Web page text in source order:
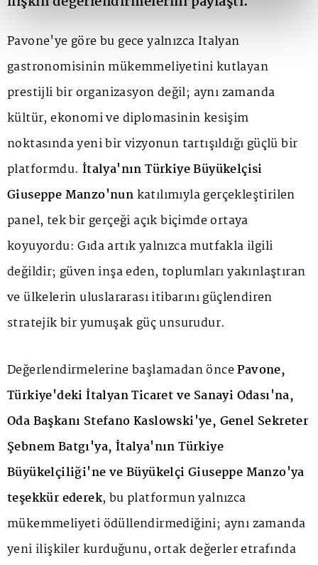
Pavone'ye göre bu gece yalnızca İtalyan
gastronomisinin mükemmeliyetini kutlayan
prestijli bir organizasyon değil; aynı zamanda
kültür, ekonomi ve diplomasinin kesişim
noktasında yeni bir vizyonun tartışıldığı güçlü bir
platformdu. İtalya'nın Türkiye Büyükelçisi
Giuseppe Manzo'nunkatılımıyla gerçekleştirilen
panel, tek bir gerçeği açık biçimde ortaya
koyuyordu: Gıda artık yalnızca mutfakla ilgili
değildir; güven inşa eden, toplumları yakınlaştıran
ve ülkelerin uluslararası itibarını güçlendiren
stratejik bir yumuşak güç unsurudur.
Değerlendirmelerine başlamadan öncePavone,
Türkiye'deki İtalyan Ticaret ve Sanayi Odası'na,
Oda Başkanı Stefano Kaslowski'ye, Genel Sekreter
Şebnem Batgı'ya, İtalya'nın Türkiye
Büyükelçiliği'ne ve Büyükelçi Giuseppe Manzo'ya
teşekkür ederek, bu platformun yalnızca
mükemmeliyeti ödüllendirmediğini; aynı zamanda
yeni ilişkiler kurduğunu, ortak değerler etrafında